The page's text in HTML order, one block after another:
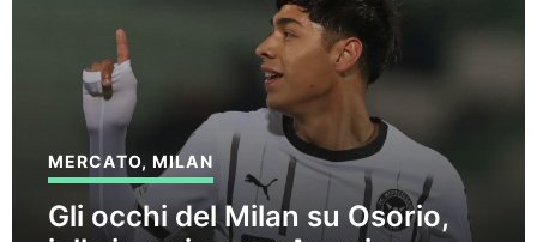
MERCATO,MILAN
Gli occhi del Milan su Osorio,